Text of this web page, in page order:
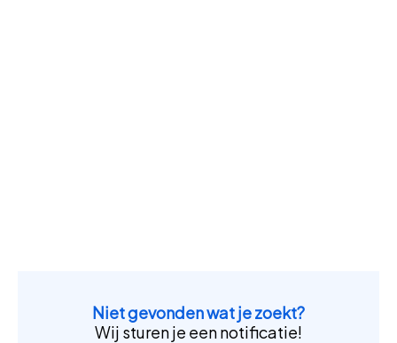
Niet gevonden wat je zoekt?
Wij sturen je een notificatie!